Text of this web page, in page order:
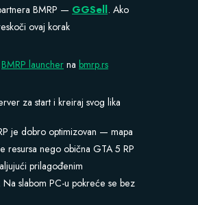
BMRP — GGSell. Ako
ovaj korak
BMRP launcher nabmrp.rs
za start i kreiraj svog lika
je dobro optimizovan — mapa
resursa nego obična GTA 5 RP
prilagođenim
Na slabom PC-u pokreće se bez